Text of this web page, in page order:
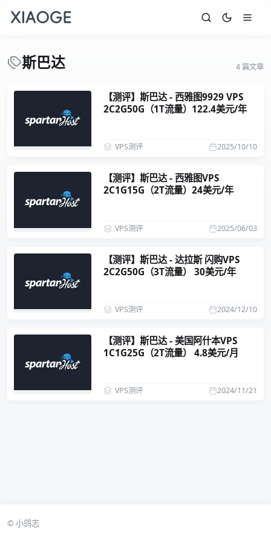
斯巴达 4 篇文章
【测评】斯巴达 - 西雅图9929 VPS
2C2G50G（1T流量）122.4美元/年
2025/10/10
VPS测评
【测评】斯巴达 - 西雅图VPS
2C1G15G（2T流量）24美元/年
2025/06/03
VPS测评
【测评】斯巴达 - 达拉斯 闪购VPS
2C2G50G（3T流量） 30美元/年
2024/12/10
VPS测评
【测评】斯巴达 - 美国阿什本VPS
1C1G25G（2T流量） 4.8美元/月
2024/11/21
VPS测评
© 小鸽志